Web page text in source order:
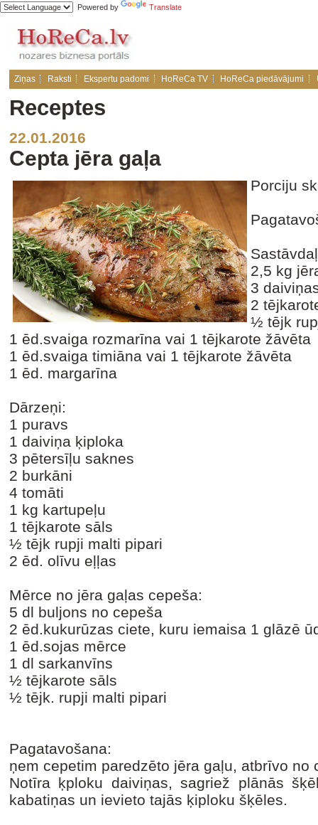
Powered by Translate
Ziņas Raksti Ekspertu padomi HoReCa TV HoReCa piedāvājumi
Receptes
22.01.2016
Cepta jēra gaļa
Porciju
2,5 kg
3
2
½ tējk
1 ēd.svaiga rozmarīna vai 1 tējkarote žāvēta
1 ēd.svaiga timiāna vai 1 tējkarote žāvēta
1 ēd. margarīna
Dārzeņi:
1 puravs
1 daiviņa ķiploka
3 pētersīļu saknes
2 burkāni
4 tomāti
1 kg kartupeļu
1 tējkarote sāls
½ tējk rupji malti pipari
2 ēd. olīvu eļļas
Mērce no jēra gaļas cepeša:
5 dl buljons no cepeša
2 ēd.kukurūzas ciete, kuru iemaisa 1 glāzē
1 ēd.sojas mērce
1 dl sarkanvīns
½ tējkarote sāls
½ tējk. rupji malti pipari
Pagatavošana:
ņem cepetim paredzēto jēra gaļu, atbrīvo no
Notīra ķploku daiviņas, sagriež plānās
kabatiņas un ievieto tajās ķiploku šķēles.